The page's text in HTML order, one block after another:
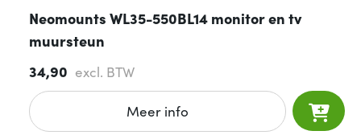
Neomounts WL35-550BL14 monitor en tv
muursteun
34,90 excl. BTW
Meer info